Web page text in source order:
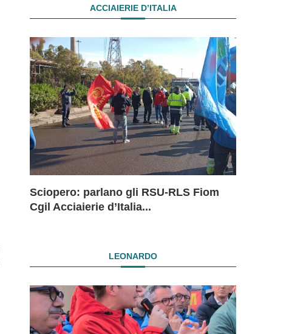
ACCIAIERIE D’ITALIA
Sciopero: parlano gli RSU-RLS Fiom
Cgil Acciaierie d’Italia...
LEONARDO